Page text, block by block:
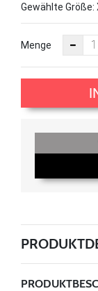
Gewählte Größe:
Menge